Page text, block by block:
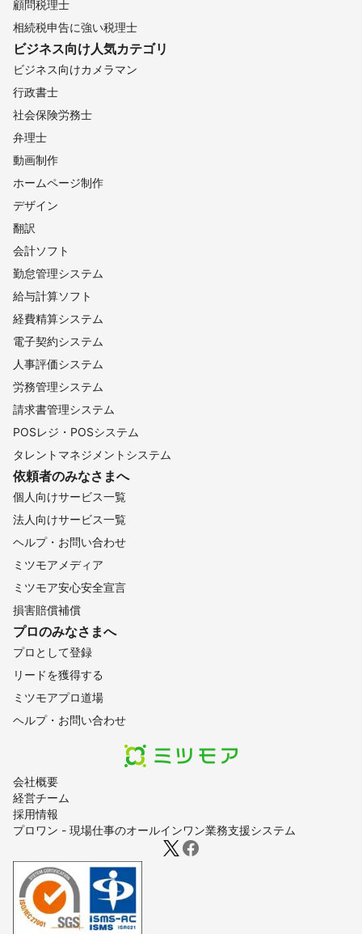
会社概要
経営チーム
採用情報
プロワン - 現場仕事のオールインワン業務支援システム
顧問税理士
相続税申告に強い税理士
ビジネス向け人気カテゴリ
ビジネス向けカメラマン
行政書士
社会保険労務士
弁理士
動画制作
ホームページ制作
デザイン
翻訳
会計ソフト
勤怠管理システム
給与計算ソフト
経費精算システム
電子契約システム
人事評価システム
労務管理システム
請求書管理システム
POSレジ・POSシステム
タレントマネジメントシステム
依頼者のみなさまへ
個人向けサービス一覧
法人向けサービス一覧
ヘルプ・お問い合わせ
ミツモアメディア
ミツモア安心安全宣言
損害賠償補償
プロのみなさまへ
プロとして登録
リードを獲得する
ミツモアプロ道場
ヘルプ・お問い合わせ